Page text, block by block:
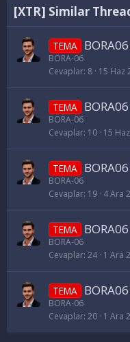
[XTR] Similar
TEMA
BORA-06
Cevaplar 8 15 Haz
TEMA
BORA-06
Cevaplar 10 15
TEMA
BORA-06
Cevaplar 19 4 Ara
TEMA
BORA-06
Cevaplar 24 1 Ara
TEMA
BORA-06
Cevaplar 20 1 Ara